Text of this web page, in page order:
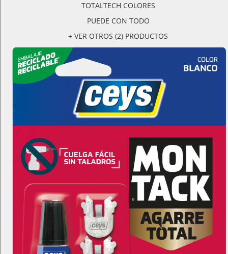
TOTALTECH COLORES
PUEDE CON TODO
+ VER OTROS (2) PRODUCTOS